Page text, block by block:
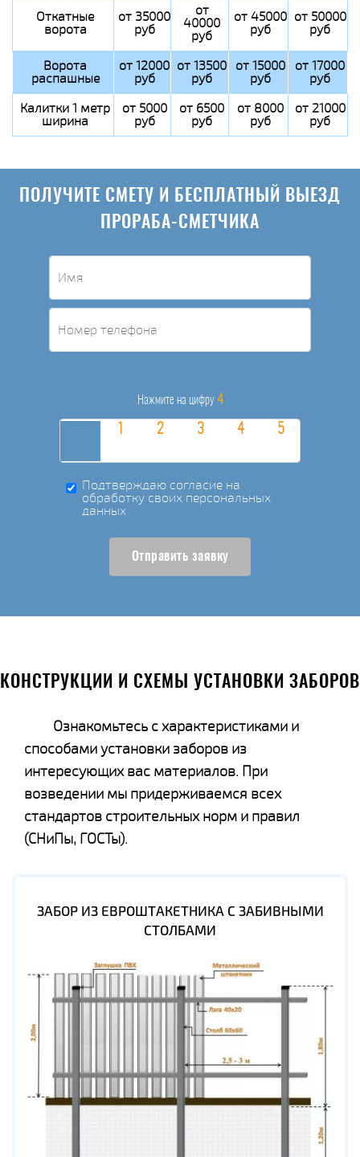
Откатные
ворота
от 35000
руб
от
40000
руб
от 45000
руб
от 50000
руб
Ворота
распашные
от 12000
руб
от 13500
руб
от 15000
руб
от 17000
руб
Калитки 1 метр
ширина
от 5000
руб
от 6500
руб
от 8000
руб
от 21000
руб
ПОЛУЧИТЕ СМЕТУ И БЕСПЛАТНЫЙ ВЫЕЗД
ПРОРАБА-СМЕТЧИКА
Нажмите на цифру 4
Подтверждаю согласие на
обработку своих персональных
данных
Отправить заявку
КОНСТРУКЦИИ И СХЕМЫ УСТАНОВКИ ЗАБОРОВ
Ознакомьтесь с характеристиками и
способами установки заборов из
интересующих вас материалов. При
возведении мы придерживаемся всех
стандартов строительных норм и правил
(СНиПы, ГОСТы).
ЗАБОР ИЗ ЕВРОШТАКЕТНИКА С ЗАБИВНЫМИ
СТОЛБАМИ